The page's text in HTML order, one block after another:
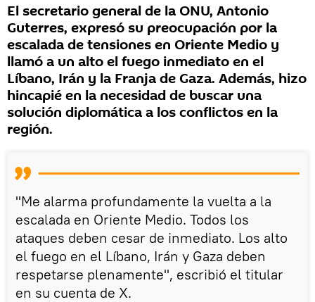
El secretario general de la ONU, Antonio
Guterres, expresó su preocupación por la
escalada de tensiones en Oriente Medio y
llamó a un alto el fuego inmediato en el
Líbano, Irán y la Franja de Gaza. Además, hizo
hincapié en la necesidad de buscar una
solución diplomática a los conflictos en la
región.
"Me alarma profundamente la vuelta a la
escalada en Oriente Medio. Todos los
ataques deben cesar de inmediato. Los alto
el fuego en el Líbano, Irán y Gaza deben
respetarse plenamente", escribió el titular
en su cuenta de X.